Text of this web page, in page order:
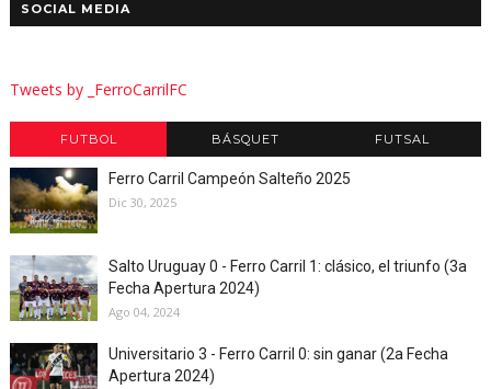
SOCIAL MEDIA
Tweets by _FerroCarrilFC
FUTBOL BÁSQUET FUTSAL
Ferro Carril Campeón Salteño 2025
Dic 30, 2025
Salto Uruguay 0 - Ferro Carril 1: clásico, el triunfo (3a
Fecha Apertura 2024)
Ago 04, 2024
Universitario 3 - Ferro Carril 0: sin ganar (2a Fecha
Apertura 2024)